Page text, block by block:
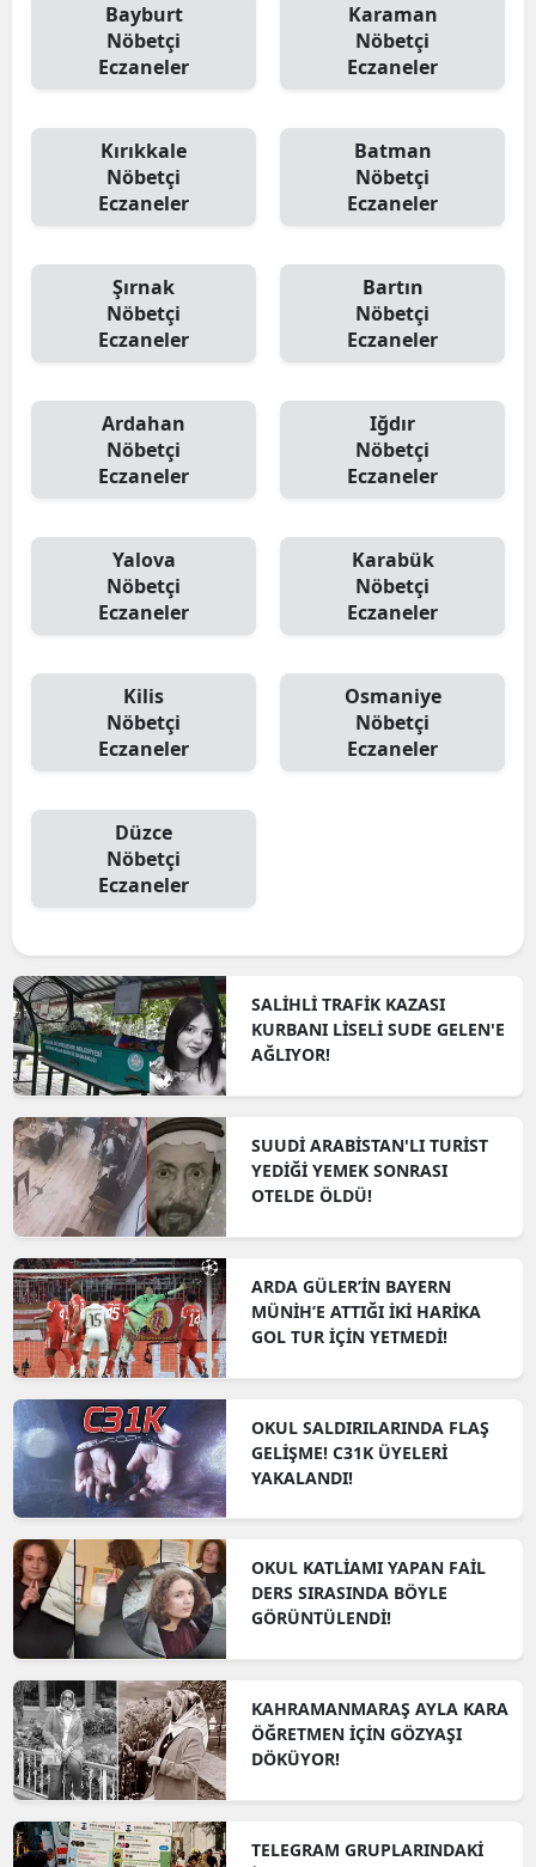
Bayburt
Nöbetçi
Eczaneler
Karaman
Nöbetçi
Eczaneler
Kırıkkale
Nöbetçi
Eczaneler
Batman
Nöbetçi
Eczaneler
Şırnak
Nöbetçi
Eczaneler
Bartın
Nöbetçi
Eczaneler
Ardahan
Nöbetçi
Eczaneler
Iğdır
Nöbetçi
Eczaneler
Yalova
Nöbetçi
Eczaneler
Karabük
Nöbetçi
Eczaneler
Kilis
Nöbetçi
Eczaneler
Osmaniye
Nöbetçi
Eczaneler
Düzce
Nöbetçi
Eczaneler
SALİHLİ TRAFİK KAZASI
KURBANI LİSELİ SUDE GELEN'E
AĞLIYOR!
SUUDİ ARABİSTAN'LI TURİST
YEDİĞİ YEMEK SONRASI
OTELDE ÖLDÜ!
ARDA GÜLER’İN BAYERN
MÜNİH’E ATTIĞI İKİ HARİKA
GOL TUR İÇİN YETMEDİ!
OKUL SALDIRILARINDA FLAŞ
GELİŞME! C31K ÜYELERİ
YAKALANDI!
OKUL KATLİAMI YAPAN FAİL
DERS SIRASINDA BÖYLE
GÖRÜNTÜLENDİ!
KAHRAMANMARAŞ AYLA KARA
ÖĞRETMEN İÇİN GÖZYAŞI
DÖKÜYOR!
TELEGRAM GRUPLARINDAKİ